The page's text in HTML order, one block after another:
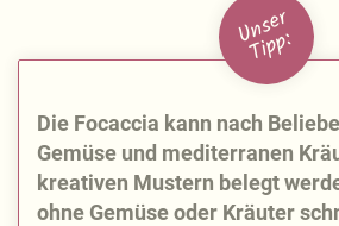
U
n
s
e
r
Ti
p
p:
Die Focaccia kann nach
Gemüse und mediterranen
kreativen Mustern belegt
ohne Gemüse oder Kräuter